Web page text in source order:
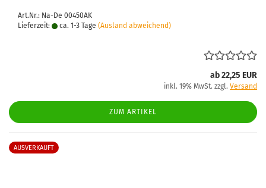
Art.Nr.: Na-De 00450AK
Lieferzeit:
ca. 1-3 Tage (Ausland abweichend)
ab 22,25 EUR
inkl. 19% MwSt. zzgl. Versand
ZUM ARTIKEL
AUSVERKAUFT